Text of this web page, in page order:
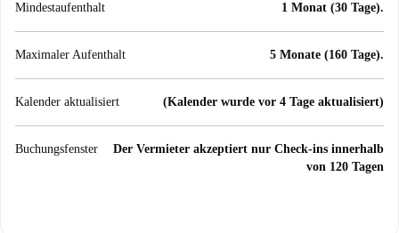
Mindestaufenthalt 1 Monat (30 Tage).
Maximaler Aufenthalt 5 Monate (160 Tage).
Kalender aktualisiert (Kalender wurde vor 4 Tage aktualisiert)
Buchungsfenster
Der Vermieter akzeptiert nur Check-ins innerhalb
von 120 Tagen